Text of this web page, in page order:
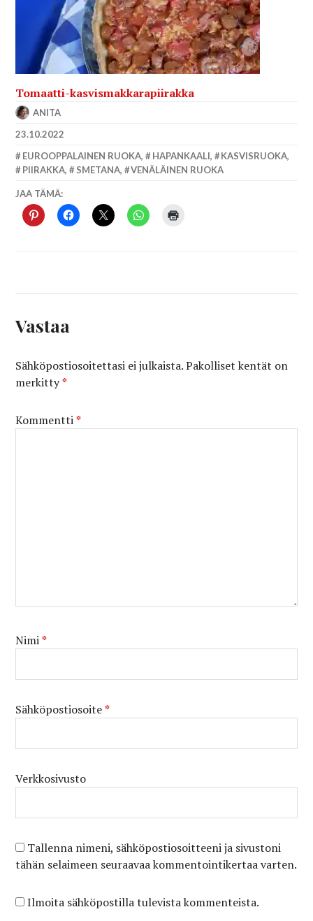
Tomaatti-kasvismakkarapiirakka
ANITA
23.10.2022
EUROOPPALAINEN RUOKA, HAPANKAALI, KASVISRUOKA,
PIIRAKKA, SMETANA, VENÄLÄINEN RUOKA
JAA TÄMÄ:
Vastaa
Sähköpostiosoitettasi ei julkaista. Pakolliset kentät on
merkitty*
Kommentti*
Nimi*
Sähköpostiosoite*
Verkkosivusto
Tallenna nimeni, sähköpostiosoitteeni ja sivustoni
tähän selaimeen seuraavaa kommentointikertaa varten.
Ilmoita sähköpostilla tulevista kommenteista.